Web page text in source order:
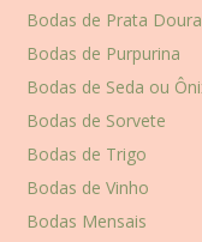
Bodas de Prata
Bodas de Purpurina
Bodas de Seda ou
Bodas de Sorvete
Bodas de Trigo
Bodas de Vinho
Bodas Mensais